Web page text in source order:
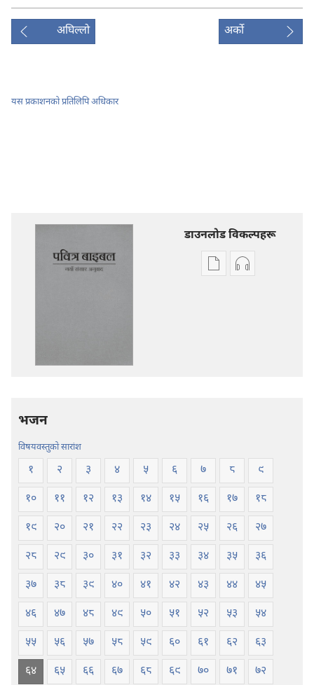
अघिल्लो अर्को
यस प्रकाशनको प्रतिलिपि अधिकार
डाउनलोड विकल्पहरू
प्रकाशन अडियो
भजन
विषयवस्तुको सारांश
१ २ ३ ४ ५ ६ ७ ८
९
१०
११ १२ १३ १४ १५ १६ १७
१८
१९
२० २१ २२ २३ २४ २५ २६
२७
२८
२९ ३० ३१ ३२ ३३ ३४ ३५
३६
३७
३८ ३९ ४० ४१ ४२ ४३ ४४
४५
४६
४७ ४८ ४९ ५० ५१ ५२ ५३
५४
५५
५६ ५७ ५८ ५९ ६० ६१ ६२
६३
६४
६५ ६६ ६७ ६८ ६९ ७० ७१
७२